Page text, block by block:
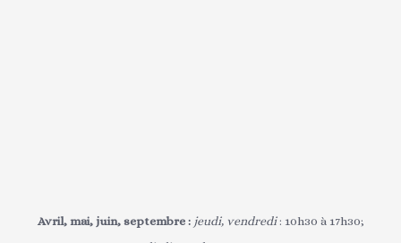
Avril, mai, juin, septembre : jeudi, vendredi: 10h30 à 17h30;